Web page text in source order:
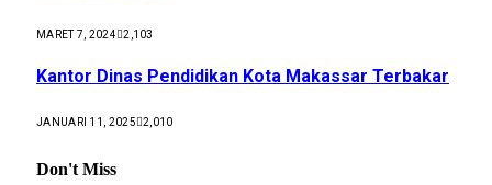
MARET 7, 2024 2,103
Kantor Dinas Pendidikan Kota Makassar Terbakar
JANUARI 11, 2025 2,010
Don't Miss